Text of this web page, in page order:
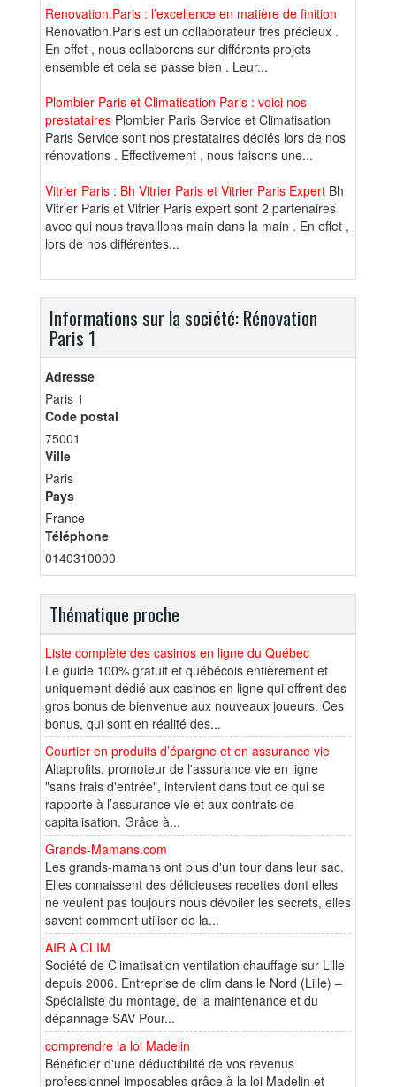
Renovation.Paris : l’excellence en matière de finition
Renovation.Paris est un collaborateur très précieux .
En effet , nous collaborons sur différents projets
ensemble et cela se passe bien . Leur...
Plombier Paris et Climatisation Paris : voici nos
prestataires Plombier Paris Service et Climatisation
Paris Service sont nos prestataires dédiés lors de nos
rénovations . Effectivement , nous faisons une...
Vitrier Paris : Bh Vitrier Paris et Vitrier Paris Expert Bh
Vitrier Paris et Vitrier Paris expert sont 2 partenaires
avec qui nous travaillons main dans la main . En effet ,
lors de nos différentes...
Informations sur la société: Rénovation
Paris 1
Adresse
Paris 1
Code postal
75001
Ville
Paris
Pays
France
Téléphone
0140310000
Thématique proche
Liste complète des casinos en ligne du Québec
Le guide 100% gratuit et québécois entièrement et
uniquement dédié aux casinos en ligne qui offrent des
gros bonus de bienvenue aux nouveaux joueurs. Ces
bonus, qui sont en réalité des...
Courtier en produits d’épargne et en assurance vie
Altaprofits, promoteur de l'assurance vie en ligne
"sans frais d'entrée", intervient dans tout ce qui se
rapporte à l’assurance vie et aux contrats de
capitalisation. Grâce à...
Grands-Mamans.com
Les grands-mamans ont plus d'un tour dans leur sac.
Elles connaissent des délicieuses recettes dont elles
ne veulent pas toujours nous dévoiler les secrets, elles
savent comment utiliser de la...
AIR A CLIM
Société de Climatisation ventilation chauffage sur Lille
depuis 2006. Entreprise de clim dans le Nord (Lille) –
Spécialiste du montage, de la maintenance et du
dépannage SAV Pour...
comprendre la loi Madelin
Bénéficier d'une déductibilité de vos revenus
professionnel imposables grâce à la loi Madelin et